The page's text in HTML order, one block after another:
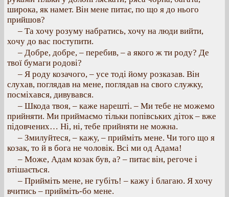
широка, як намет. Він мене питає, по що я до нього
прийшов?
– Та хочу розуму набратись, хочу на люди вийти,
хочу до вас поступити.
– Добре, добре, – перебив, – а якого ж ти роду? Де
твої бумаги родові?
– Я роду козачого, – усе тоді йому розказав. Він
слухав, поглядав на мене, поглядав на свого служку,
посміхався, дивувався.
– Шкода твоя, – каже нарешті. – Ми тебе не можемо
прийняти. Ми приймаємо тільки попівських діток – вже
підовчених… Ні, ні, тебе прийняти не можна.
– Змилуйтеся, – кажу, – прийміть мене. Чи того що я
козак, то й в бога не чоловік. Всі ми од Адама!
– Може, Адам козак був, а? – питає він, регоче і
втішається.
– Прийміть мене, не губіть! – кажу і благаю. Я хочу
вчитись – прийміть-бо мене.